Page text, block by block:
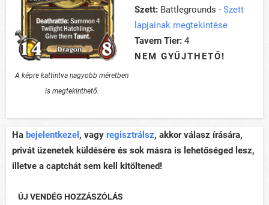
A képre kattintva nagyobb méretben
is megtekinthető.
Szett: Battlegrounds - Szett
lapjainak megtekintése
Tavern Tier: 4
NEM GYŰJTHETŐ!
Ha bejelentkezel , vagy regisztrálsz, akkor válasz írására,
privát üzenetek küldésére és sok másra is lehetőséged lesz,
illetve a captchát sem kell kitöltened!
ÚJ VENDÉG HOZZÁSZÓLÁS